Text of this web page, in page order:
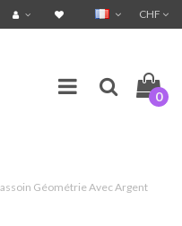
CHF
0
Géométrie Avec Argent